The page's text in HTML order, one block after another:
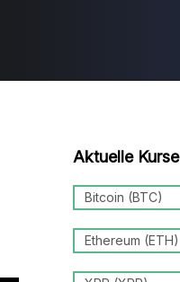
Aktuelle Kurse
Bitcoin (BTC)
Ethereum (ETH)